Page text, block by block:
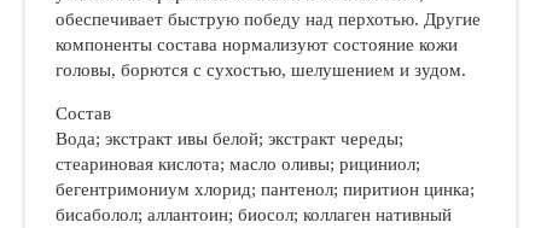
обеспечивает быструю победу над перхотью. Другие
компоненты состава нормализуют состояние кожи
головы, борются с сухостью, шелушением и зудом.
Состав
Вода; экстракт ивы белой; экстракт череды;
стеариновая кислота; масло оливы; рициниол;
бегентримониум хлорид; пантенол; пиритион цинка;
бисаболол; аллантоин; биосол; коллаген нативный